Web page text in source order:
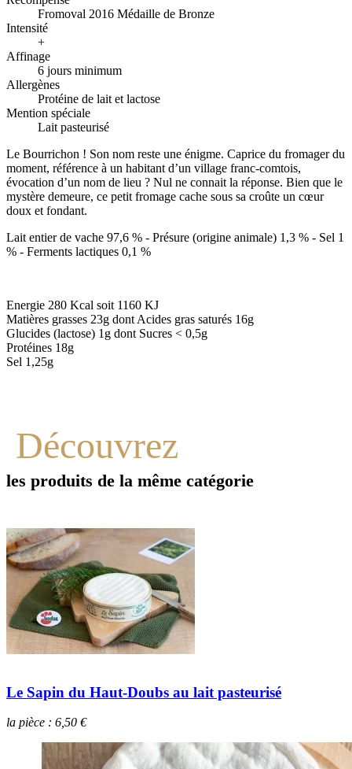
Fromoval 2016 Médaille de Bronze
Intensité
+
Affinage
6 jours minimum
Allergènes
Protéine de lait et lactose
Mention spéciale
Lait pasteurisé
Le Bourrichon ! Son nom reste une énigme. Caprice du fromager du
moment, référence à un habitant d’un village franc-comtois,
évocation d’un nom de lieu ? Nul ne connait la réponse. Bien que le
mystère demeure, ce petit fromage cache sous sa croûte un cœur
doux et fondant.
Lait entier de vache 97,6 % - Présure (origine animale) 1,3 % - Sel 1
% - Ferments lactiques 0,1 %
Energie 280 Kcal soit 1160 KJ
Matières grasses 23g dont Acides gras saturés 16g
Glucides (lactose) 1g dont Sucres < 0,5g
Protéines 18g
Sel 1,25g
Découvrez
les produits de la même catégorie
au lait pasteurisé Le Délice du